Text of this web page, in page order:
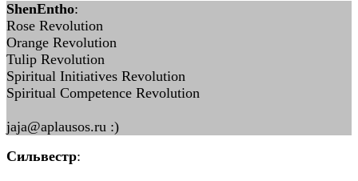
ShenEntho:
Rose Revolution
Orange Revolution
Tulip Revolution
Spiritual Initiatives Revolution
Spiritual Competence Revolution
jaja@aplausos.ru :)
Сильвестр: